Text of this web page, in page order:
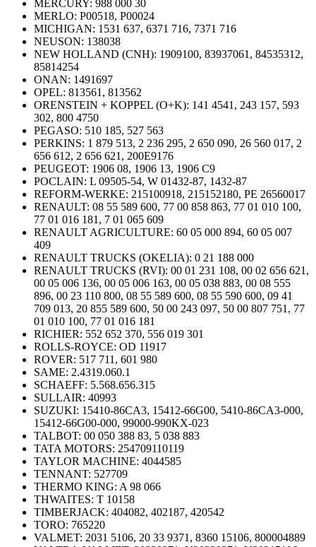
MERCURY: 988 000 30
MERLO: P00518, P00024
MICHIGAN: 1531 637, 6371 716, 7371 716
NEUSON: 138038
NEW HOLLAND (CNH): 1909100, 83937061, 84535312,
85814254
ONAN: 1491697
OPEL: 813561, 813562
ORENSTEIN + KOPPEL (O+K): 141 4541, 243 157, 593
302, 800 4750
PEGASO: 510 185, 527 563
PERKINS: 1 879 513, 2 236 295, 2 650 090, 26 560 017, 2
656 612, 2 656 621, 200E9176
PEUGEOT: 1906 08, 1906 13, 1906 C9
POCLAIN: L 09505-54, W 01432-87, 1432-87
REFORM-WERKE: 215100918, 215152180, PE 26560017
RENAULT: 08 55 589 600, 77 00 858 863, 77 01 010 100,
77 01 016 181, 7 01 065 609
RENAULT AGRICULTURE: 60 05 000 894, 60 05 007
409
RENAULT TRUCKS (OKELIA): 0 21 188 000
RENAULT TRUCKS (RVI): 00 01 231 108, 00 02 656 621,
00 05 006 136, 00 05 006 163, 00 05 038 883, 00 08 555
896, 00 23 110 800, 08 55 589 600, 08 55 590 600, 09 41
709 013, 20 855 589 600, 50 00 243 097, 50 00 807 751, 77
01 010 100, 77 01 016 181
RICHIER: 552 652 370, 556 019 301
ROLLS-ROYCE: OD 11917
ROVER: 517 711, 601 980
SAME: 2.4319.060.1
SCHAEFF: 5.568.656.315
SULLAIR: 40993
SUZUKI: 15410-86CA3, 15412-66G00, 5410-86CA3-000,
15412-66G00-000, 99000-990KX-023
TALBOT: 00 050 388 83, 5 038 883
TATA MOTORS: 254709110119
TAYLOR MACHINE: 4044585
TENNANT: 527709
THERMO KING: A 98 066
THWAITES: T 10158
TIMBERJACK: 404082, 402187, 420542
TORO: 765220
VALMET: 2031 5106, 20 33 9371, 8360 15106, 800004889